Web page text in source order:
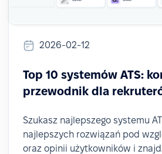
2026-02-12
Top 10 systemów ATS:
przewodnik dla
Szukasz najlepszego systemu
najlepszych rozwiązań pod
oraz opinii użytkowników i